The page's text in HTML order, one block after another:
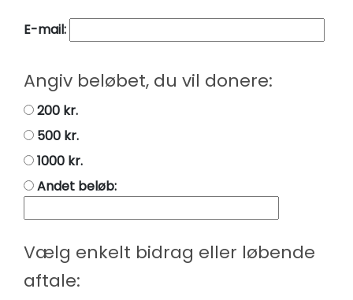
E-mail:
Angiv beløbet, du vil donere:
200 kr.
500 kr.
1000 kr.
Andet beløb:
Vælg enkelt bidrag eller løbende
aftale: